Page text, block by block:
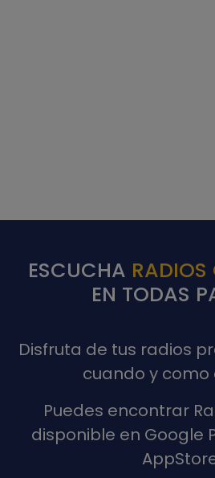
ESCUCHA RADIOS
EN TODAS
Disfruta de tus radios
cuando y como
Puedes encontrar
disponible en Google